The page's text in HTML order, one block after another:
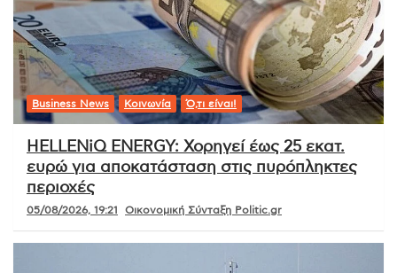
Business News Κοινωνία Ό,τι είναι!
HELLENiQ ENERGY: Χορηγεί έως 25 εκατ.
ευρώ για αποκατάσταση στις πυρόπληκτες
περιοχές
05/08/2026, 19:21 Οικονομική Σύνταξη Politic.gr